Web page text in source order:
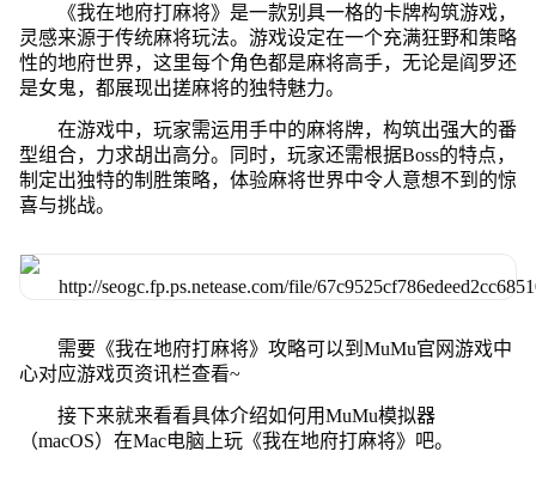
《我在地府打麻将》是一款别具一格的卡牌构筑游戏，
灵感来源于传统麻将玩法。游戏设定在一个充满狂野和策略
性的地府世界，这里每个角色都是麻将高手，无论是阎罗还
是女鬼，都展现出搓麻将的独特魅力。
在游戏中，玩家需运用手中的麻将牌，构筑出强大的番
型组合，力求胡出高分。同时，玩家还需根据Boss的特点，
制定出独特的制胜策略，体验麻将世界中令人意想不到的惊
喜与挑战。
需要《我在地府打麻将》攻略可以到MuMu官网游戏中
心对应游戏页资讯栏查看~
接下来就来看看具体介绍如何用MuMu模拟器
（macOS）在Mac电脑上玩《我在地府打麻将》吧。